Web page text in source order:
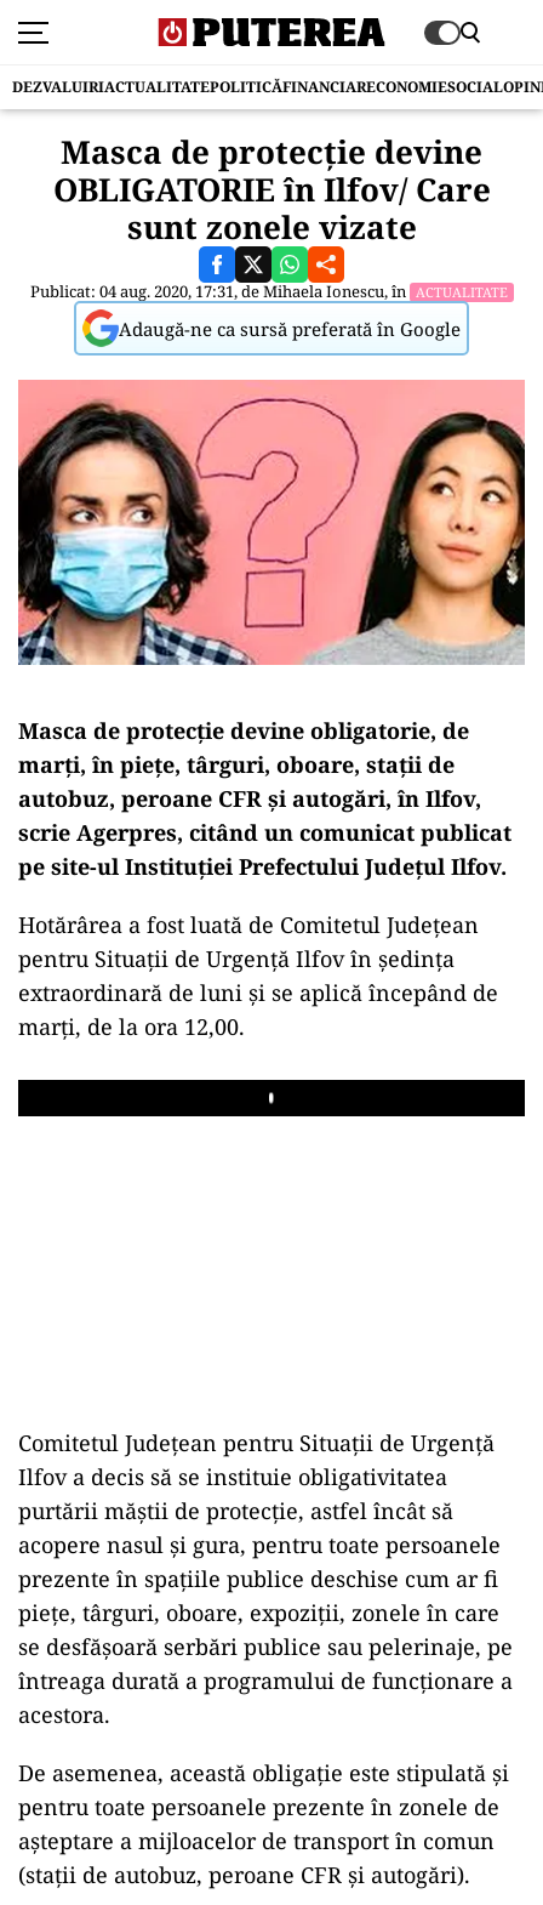
DEZVALUIRIACTUALITATEPOLITICĂFINANCIARECONOMIESOCIAL
Masca de protecție devine
OBLIGATORIE în Ilfov/ Care
sunt zonele vizate
Publicat: 04 aug. 2020, 17:31, deMihaela Ionescu, în ACTUALITATE
Adaugă-ne ca sursă preferată în Google
Masca de protecție devine obligatorie, de
marţi, în pieţe, târguri, oboare, staţii de
autobuz, peroane CFR şi autogări, în Ilfov,
scrie Agerpres, citând un comunicat publicat
pe site-ul Instituţiei Prefectului Judeţul Ilfov.
Hotărârea a fost luată de Comitetul Judeţean
pentru Situaţii de Urgenţă Ilfov în şedinţa
extraordinară de luni şi se aplică începând de
marţi, de la ora 12,00.
Play
Comitetul Judeţean pentru Situaţii de Urgenţă
Ilfov a decis să se instituie obligativitatea
purtării măştii de protecţie, astfel încât să
acopere nasul şi gura, pentru toate persoanele
prezente în spaţiile publice deschise cum ar fi
pieţe, târguri, oboare, expoziţii, zonele în care
se desfăşoară serbări publice sau pelerinaje, pe
întreaga durată a programului de funcţionare a
acestora.
De asemenea, această obligaţie este stipulată şi
pentru toate persoanele prezente în zonele de
aşteptare a mijloacelor de transport în comun
(staţii de autobuz, peroane CFR şi autogări).